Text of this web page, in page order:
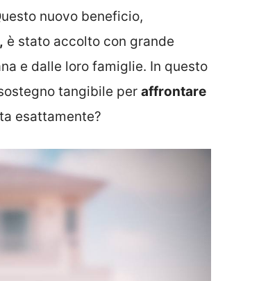
nuovo beneficio,
è stato accolto con grande
e dalle loro famiglie. In questo
tangibile per affrontare
esattamente?